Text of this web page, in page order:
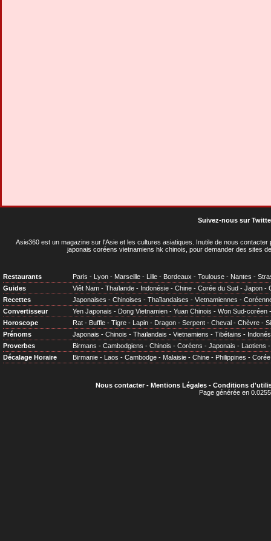
Suivez-nous sur
Asie360 est un magazine sur l'Asie et les cultures asiatiques . Inutile de nous
japonais coréens vietnamiens hk chinois, pour demander des sites
Restaurants Paris - Lyon - Marseille - Lille - Bordeaux - Toulouse - Nantes -
Guides
Viêt Nam - Thaïlande - Indonésie - Chine - Corée du Sud - Japon -
Recettes
Japonaises - Chinoises - Thaïlandaises - Vietnamiennes -
Convertisseur
Yen Japonais - Dong Vietnamien - Yuan Chinois - Won Sud-coréen
Horoscope
Rat - Buffle - Tigre - Lapin - Dragon - Serpent - Cheval - Chèvre -
Prénoms
Japonais - Chinois - Thaïlandais - Vietnamiens - Tibétains -
Proverbes
Birmans - Cambodgiens - Chinois - Coréens - Japonais - Laotiens
Décalage Horaire
Birmanie - Laos - Cambodge - Malaisie - Chine - Philippines - Corée
Nous contacter- Mentions Légales- Conditions
Page générée en